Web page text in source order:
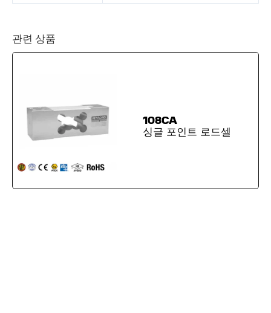
관련 상품
108CA
싱글 포인트 로드셀